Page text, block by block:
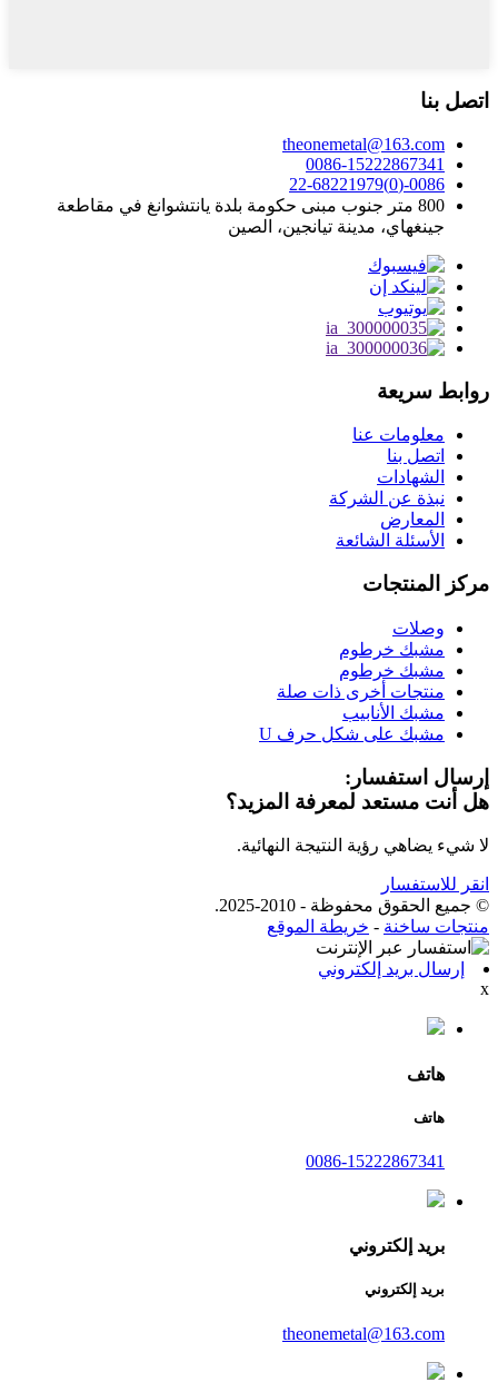
اتصل بنا
theonemetal@163.com
0086-15222867341
0086-(0)22-68221979
800 متر جنوب مبنى حكومة بلدة يانتشوانغ في مقاطعة
جينغهاي، مدينة تيانجين، الصين
روابط سريعة
معلومات عنا
اتصل بنا
الشهادات
نبذة عن الشركة
المعارض
الأسئلة الشائعة
مركز المنتجات
وصلات
مشبك خرطوم
مشبك خرطوم
منتجات أخرى ذات صلة
مشبك الأنابيب
مشبك على شكل حرف U
إرسال استفسار:
هل أنت مستعد لمعرفة المزيد؟
لا شيء يضاهي رؤية النتيجة النهائية.
انقر للاستفسار
© جميع الحقوق محفوظة - 2010-2025.
منتجات ساخنة - خريطة الموقع
إرسال بريد إلكتروني
x
هاتف
هاتف
0086-15222867341
بريد إلكتروني
بريد إلكتروني
theonemetal@163.com